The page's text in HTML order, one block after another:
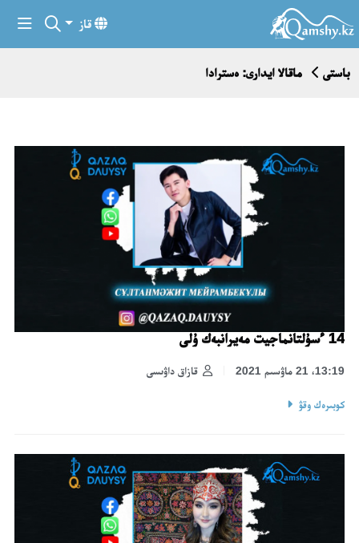
قاز
باستى ماقالا ايدارى: ەسترادا
14 ءسۇلتانماجيت مەيرانبەك ۇلى
قازاق داۋىسى 13:19، 21 ماۋسىم 2021
كوبىرەك وقۋ